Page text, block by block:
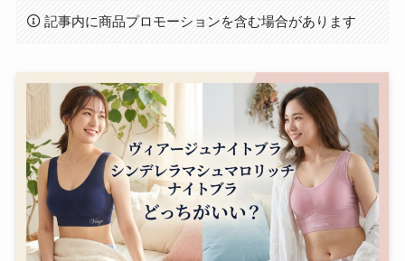
記事内に商品プロモーションを含む場合があります